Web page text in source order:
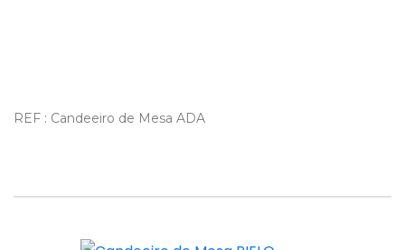
REF : Candeeiro de Mesa ADA